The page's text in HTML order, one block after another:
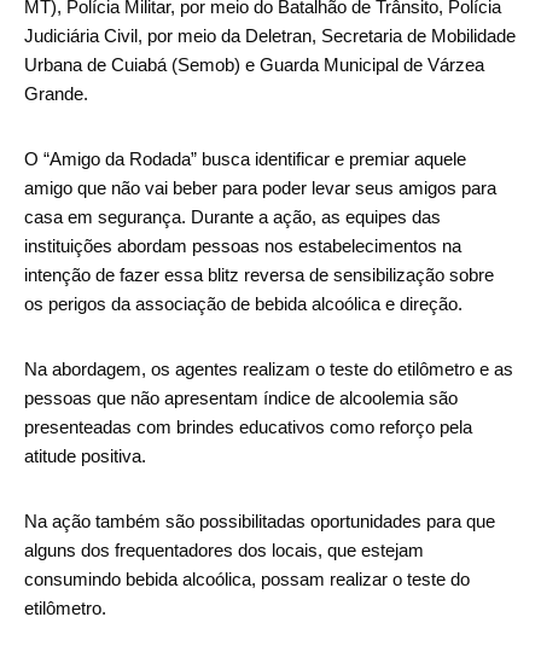
MT), Polícia Militar, por meio do Batalhão de Trânsito, Polícia
Judiciária Civil, por meio da Deletran, Secretaria de Mobilidade
Urbana de Cuiabá (Semob) e Guarda Municipal de Várzea
Grande.
O “Amigo da Rodada” busca identificar e premiar aquele
amigo que não vai beber para poder levar seus amigos para
casa em segurança. Durante a ação, as equipes das
instituições abordam pessoas nos estabelecimentos na
intenção de fazer essa blitz reversa de sensibilização sobre
os perigos da associação de bebida alcoólica e direção.
Na abordagem, os agentes realizam o teste do etilômetro e as
pessoas que não apresentam índice de alcoolemia são
presenteadas com brindes educativos como reforço pela
atitude positiva.
Na ação também são possibilitadas oportunidades para que
alguns dos frequentadores dos locais, que estejam
consumindo bebida alcoólica, possam realizar o teste do
etilômetro.